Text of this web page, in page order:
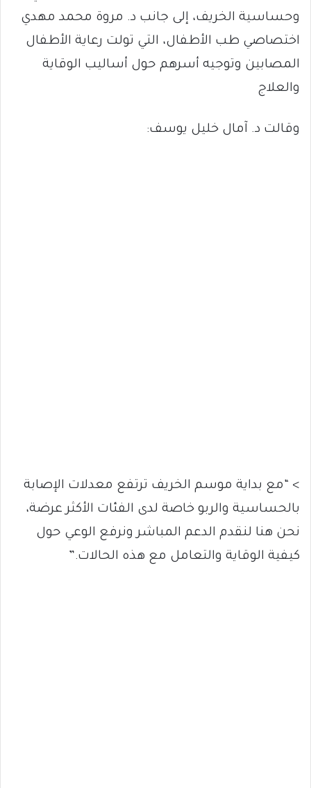
وحساسية الخريف، إلى جانب د. مروة محمد مهدي
اختصاصي طب الأطفال، التي تولت رعاية الأطفال
المصابين وتوجيه أسرهم حول أساليب الوقاية
والعلاج
وقالت د. آمال خليل يوسف:
> “مع بداية موسم الخريف ترتفع معدلات الإصابة
بالحساسية والربو خاصة لدى الفئات الأكثر عرضة،
نحن هنا لنقدم الدعم المباشر ونرفع الوعي حول
كيفية الوقاية والتعامل مع هذه الحالات.”